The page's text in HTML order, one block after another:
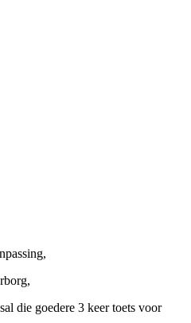
die goedere 3 keer toets voor